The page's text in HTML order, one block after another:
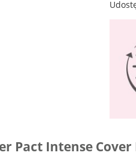
Pact Intense